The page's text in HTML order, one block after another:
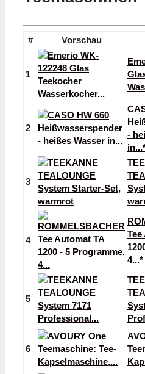
# Vorschau
1
2
-
3
4
Tee
4...*
5
6